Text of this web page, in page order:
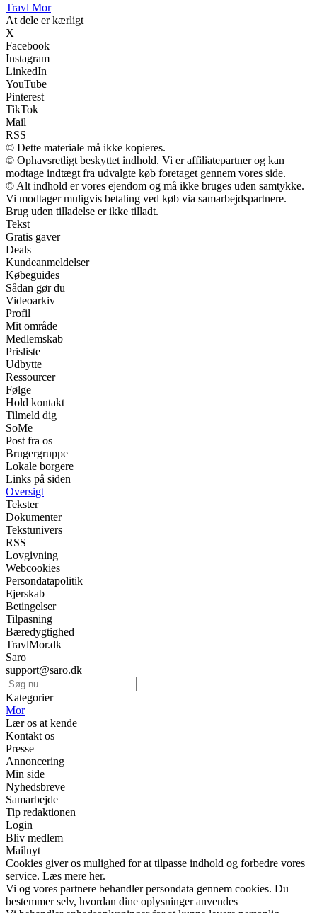
Travl Mor
At dele er kærligt
X
Facebook
Instagram
LinkedIn
YouTube
Pinterest
TikTok
Mail
RSS
© Dette materiale må ikke kopieres.
© Ophavsretligt beskyttet indhold. Vi er affiliatepartner og kan
modtage indtægt fra udvalgte køb foretaget gennem vores side.
© Alt indhold er vores ejendom og må ikke bruges uden samtykke.
Vi modtager muligvis betaling ved køb via samarbejdspartnere.
Brug uden tilladelse er ikke tilladt.
Tekst
Gratis gaver
Deals
Kundeanmeldelser
Købeguides
Sådan gør du
Videoarkiv
Profil
Mit område
Medlemskab
Prisliste
Udbytte
Ressourcer
Følge
Hold kontakt
Tilmeld dig
SoMe
Post fra os
Brugergruppe
Lokale borgere
Links på siden
Oversigt
Tekster
Dokumenter
Tekstunivers
RSS
Lovgivning
Webcookies
Persondatapolitik
Ejerskab
Betingelser
Tilpasning
Bæredygtighed
TravlMor.dk
Saro
support@saro.dk
Kategorier
Mor
Lær os at kende
Kontakt os
Presse
Annoncering
Min side
Nyhedsbreve
Samarbejde
Tip redaktionen
Login
Bliv medlem
Mailnyt
Cookies giver os mulighed for at tilpasse indhold og forbedre vores
service. Læs mere her.
Vi og vores partnere behandler persondata gennem cookies. Du
bestemmer selv, hvordan dine oplysninger anvendes